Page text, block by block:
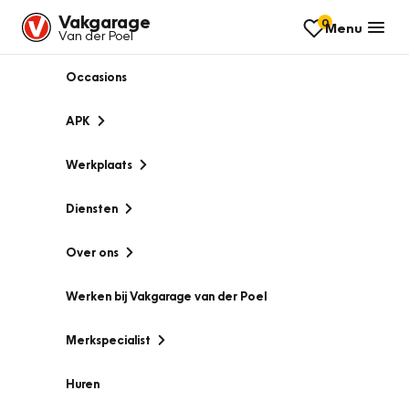
Vakgarage
Van der Poel
0Menu
Occasions
APK
Werkplaats
Diensten
Over ons
Werken bij Vakgarage van der Poel
Merkspecialist
Huren